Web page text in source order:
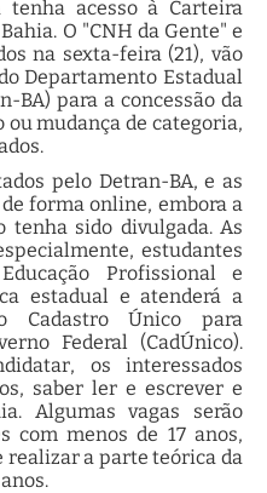
acesso à Carteira
O "CNH da Gente" e
na sexta-feira (21), vão
Departamento Estadual
BA) para a concessão da
mudança de categoria,
pelo Detran-BA, e as
forma online, embora a
tenha sido divulgada. As
estudantes
Profissional e
estadual e atenderá a
Cadastro Único para
Federal (CadÚnico).
os interessados
saber ler e escrever e
Algumas vagas serão
com menos de 17 anos,
realizar a parte teórica da